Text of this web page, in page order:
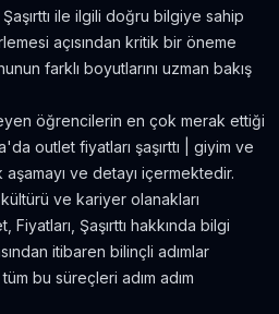
Çekilmiş 7 Efsane Film
11 yıl önce
İzleyerek İngilizce Öğrenmek
Tavsiyeler
Teknoloji Alışverişi ve Elektronik
9 yıl önce
ile ilgili doğru bilgiye sahip
açısından kritik bir öneme
farklı boyutlarını uzman bakış
öğrencilerin en çok merak ettiği
outlet fiyatları şaşırttı | giyim ve
ve detayı içermektedir.
ve kariyer olanakları
Şaşırttı hakkında bilgi
itibaren bilinçli adımlar
bu süreçleri adım adım